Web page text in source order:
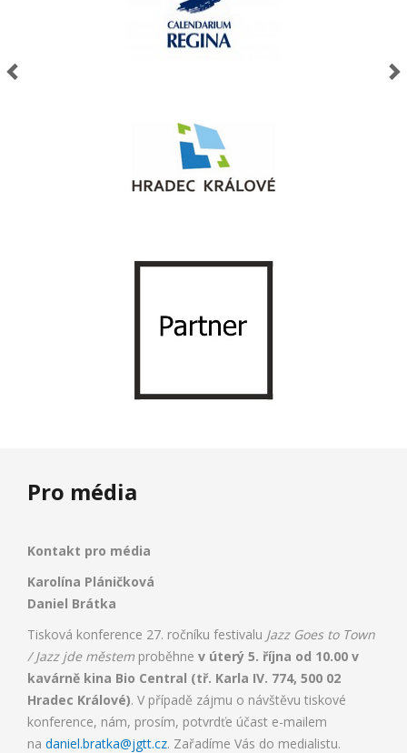
Pro média
Kontakt pro média
Karolína Pláničková
Daniel Brátka
Tisková konference 27. ročníku festivalu Jazz Goes to Town
/ Jazz jde městem proběhne v úterý 5. října od 10.00 v
kavárně kina Bio Central (tř. Karla IV. 774, 500 02
Hradec Králové). V případě zájmu o návštěvu tiskové
konference, nám, prosím, potvrdťe účast e-mailem
na daniel.bratka@jgtt.cz. Zařadíme Vás do medialistu.